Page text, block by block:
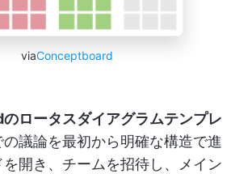
viaConceptboard
ロータスダイアグラムテンプレ
議論を最初から明確な構造で進
開き、チームを招待し、メイン